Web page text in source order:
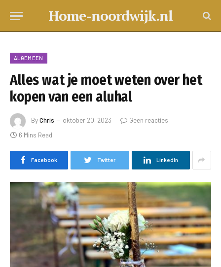
Home-noordwijk.nl
ALGEMEEN
Alles wat je moet weten over het
kopen van een aluhal
ByChris oktober 20, 2023
Geen reacties
6 Mins Read
Facebook Twitter LinkedIn